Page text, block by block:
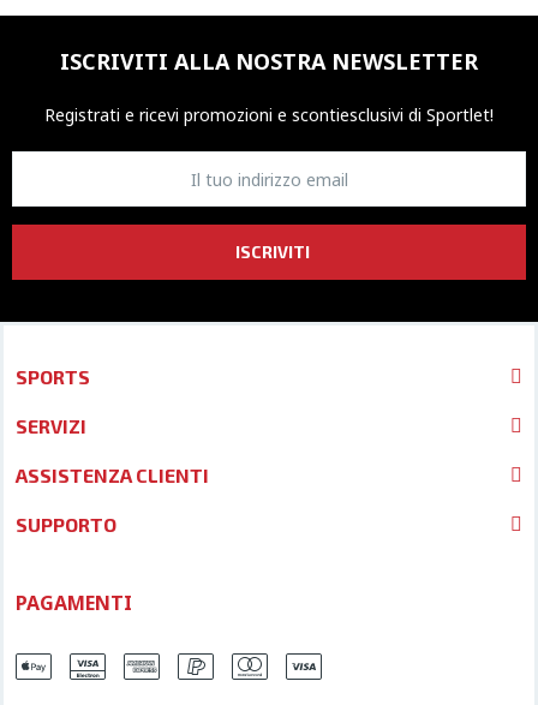
ISCRIVITI ALLA NOSTRA NEWSLETTER
Registrati e ricevi promozioni e scontiesclusivi di Sportlet!
ISCRIVITI
SPORTS
SERVIZI
ASSISTENZA CLIENTI
SUPPORTO
PAGAMENTI